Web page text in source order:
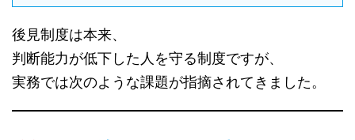
後見制度は本来、
判断能力が低下した人を守る制度ですが、
実務では次のような課題が指摘されてきました。